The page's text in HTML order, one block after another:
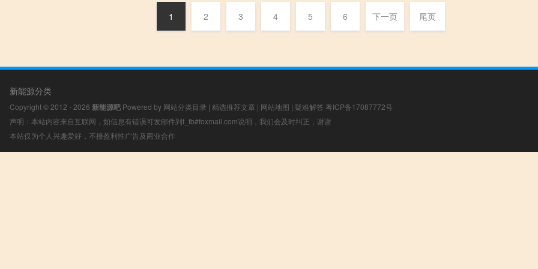
1 2 3 4 5 6 下一页 尾页
新能源分类
Copyright © 2012 - 2026 新能源吧 Powered by 网站分类目录 | 精选推荐文章 | 网站地图 | 疑难解答 粤ICP备17087772号
声明：本站内容来自互联网，如信息有错误可发邮件到f_fb#foxmail.com说明，我们会及时纠正，谢谢
本站仅为个人兴趣爱好，不接盈利性广告及商业合作